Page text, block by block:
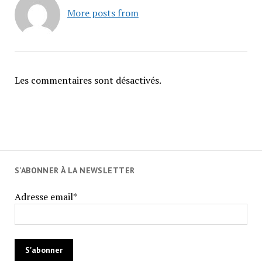
More posts from
Les commentaires sont désactivés.
S'ABONNER À LA NEWSLETTER
Adresse email*